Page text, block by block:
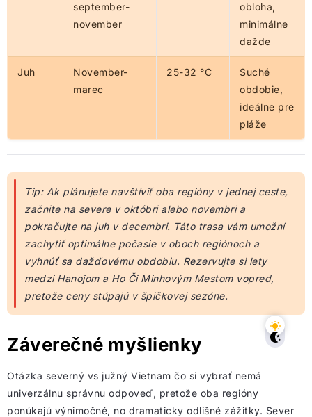
september-
november
obloha,
minimálne
dažde
Juh
November-
marec
25-32 °C
Suché
obdobie,
ideálne pre
pláže
Tip: Ak plánujete navštíviť oba regióny v jednej ceste,
začnite na severe v októbri alebo novembri a
pokračujte na juh v decembri. Táto trasa vám umožní
zachytiť optimálne počasie v oboch regiónoch a
vyhnúť sa dažďovému obdobiu. Rezervujte si lety
medzi Hanojom a Ho Či Minhovým Mestom vopred,
pretože ceny stúpajú v špičkovej sezóne.
Záverečné myšlienky
Otázka severný vs južný Vietnam čo si vybrať nemá
univerzálnu správnu odpoveď, pretože oba regióny
ponúkajú výnimočné, no dramaticky odlišné zážitky. Sever